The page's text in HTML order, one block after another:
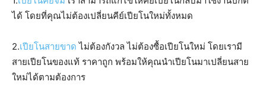
ได้ โดยที่คุณไม่ต้องเปลี่ยนคีย์เปียโนใหม่ทั้งหมด
2.เปียโนสายขาด ไม่ต้องกังวล ไม่ต้องซื้อเปียโนใหม่ โดยเรามี
สายเปียโนของแท้ ราคาถูก พร้อมให้คุณนำเปียโนมาเปลี่ยนสาย
ใหม่ได้ตามต้องการ